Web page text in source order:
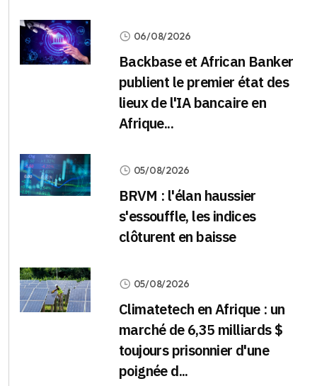
06/08/2026
Backbase et African Banker
publient le premier état des
lieux de l'IA bancaire en
Afrique...
05/08/2026
BRVM : l'élan haussier
s'essouffle, les indices
clôturent en baisse
05/08/2026
Climatetech en Afrique : un
marché de 6,35 milliards $
toujours prisonnier d'une
poignée d...